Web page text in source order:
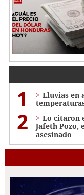
1
Lluvias en
2
Lo citaron
Jafeth Pozo,
asesinado